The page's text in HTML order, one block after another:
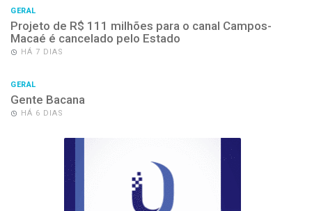
GERAL
Projeto de R$ 111 milhões para o canal Campos-
Macaé é cancelado pelo Estado
HÁ 7 DIAS
GERAL
Gente Bacana
HÁ 6 DIAS